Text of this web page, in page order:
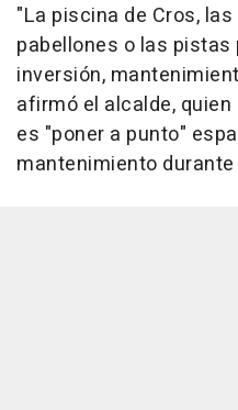
"La piscina de Cros,
pabellones o las
inversión,
afirmó el alcalde,
es "poner a punto"
mantenimiento